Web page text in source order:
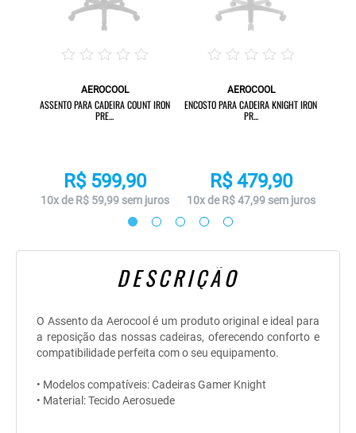
AEROCOOL
ASSENTO PARA CADEIRA COUNT IRON
PRE...
R$ 599,90
10x de R$ 59,99 sem juros
AEROCOOL
ENCOSTO PARA CADEIRA KNIGHT IRON
PR...
R$ 479,90
10x de R$ 47,99 sem juros
DESCRIÇÃO
O Assento da Aerocool é um produto original e ideal para
a reposição das nossas cadeiras, oferecendo conforto e
compatibilidade perfeita com o seu equipamento.
• Modelos compatíveis: Cadeiras Gamer Knight
• Material: Tecido Aerosuede